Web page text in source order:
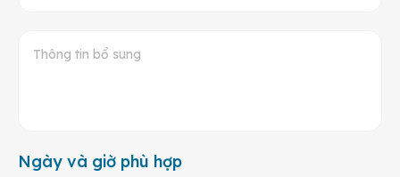
Ngày và giờ phù hợp